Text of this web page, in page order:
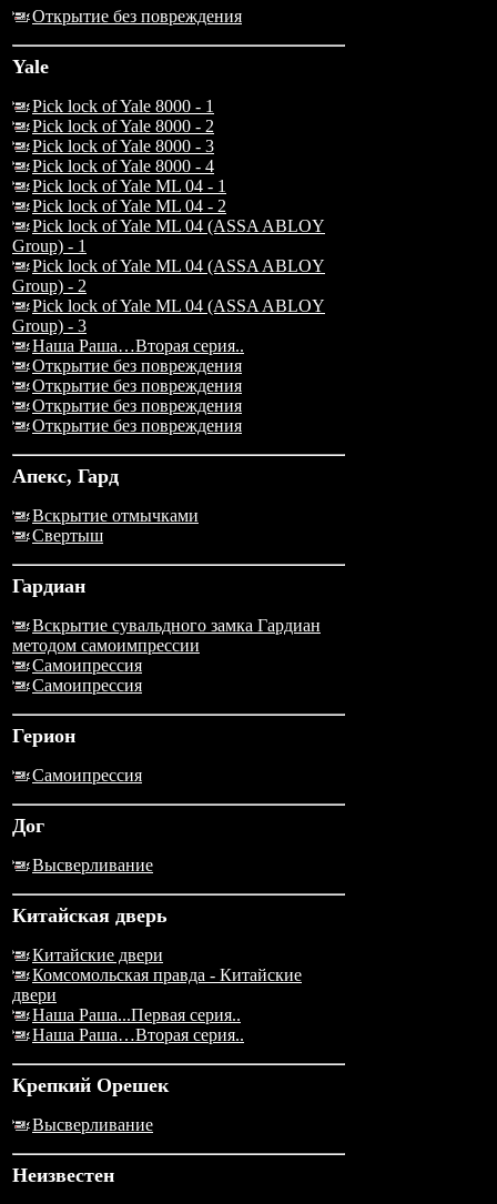
Открытие без повреждения
Yale
Pick lock of Yale 8000 - 1
Pick lock of Yale 8000 - 2
Pick lock of Yale 8000 - 3
Pick lock of Yale 8000 - 4
Pick lock of Yale ML 04 - 1
Pick lock of Yale ML 04 - 2
Pick lock of Yale ML 04 (ASSA ABLOY
Group) - 1
Pick lock of Yale ML 04 (ASSA ABLOY
Group) - 2
Pick lock of Yale ML 04 (ASSA ABLOY
Group) - 3
Наша Раша…Вторая серия..
Открытие без повреждения
Открытие без повреждения
Открытие без повреждения
Открытие без повреждения
Апекс, Гард
Вскрытие отмычками
Свертыш
Гардиан
Вскрытие сувальдного замка Гардиан
методом самоимпрессии
Самоипрессия
Самоипрессия
Герион
Самоипрессия
Дог
Высверливание
Китайская дверь
Китайские двери
Комсомольская правда - Китайские
двери
Наша Раша...Первая серия..
Наша Раша…Вторая серия..
Крепкий Орешек
Высверливание
Неизвестен